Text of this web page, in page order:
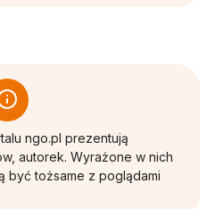
ngo.pl prezentują
autorek. Wyrażone w nich
być tożsame z poglądami